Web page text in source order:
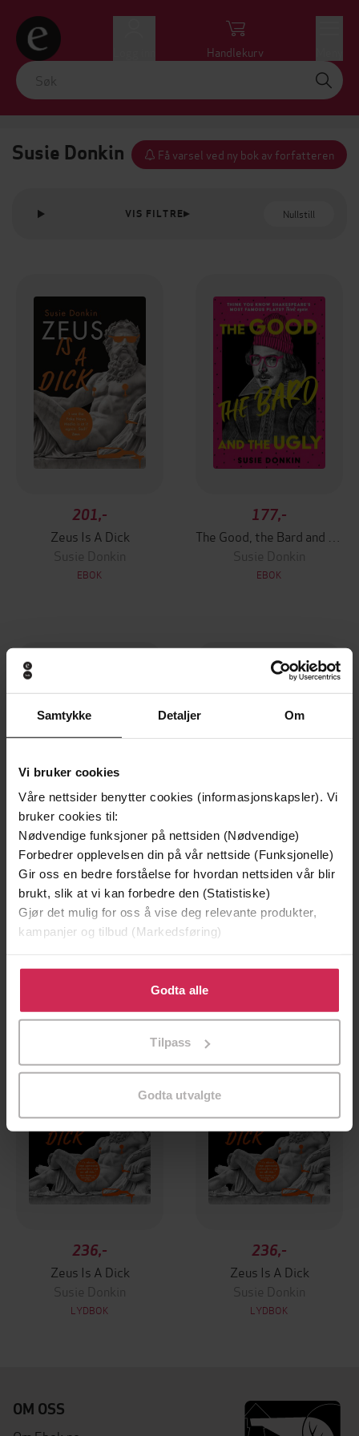
Samtykke Detaljer Om
Vi bruker cookies
Våre nettsider benytter cookies (informasjonskapsler). Vi
bruker cookies til:
Nødvendige funksjoner på nettsiden (Nødvendige)
Forbedrer opplevelsen din på vår nettside (Funksjonelle)
Gir oss en bedre forståelse for hvordan nettsiden vår blir
brukt, slik at vi kan forbedre den (Statistiske)
Gjør det mulig for oss å vise deg relevante produkter,
kampanjer og tilbud (Markedsføring)
Klikk på «Godta alle» for å gi oss ditt samtykke til å
bruke cookies for alle disse formålene. Du kan også
tilpasse ditt samtykke til spesifikke formål ved å klikke
Godta alle
Tilpass
Godta utvalgte
Handlekurv
Susie Donkin Få varsel ved ny bok av forfatteren
VIS FILTRE Nullstill
201,-
Zeus Is A Dick
Susie Donkin
EBOK
177,-
Susie Donkin
EBOK
296,-
The Good, the Bard and the Ugly
Susie Donkin
LYDBOK
296,-
Susie Donkin
236,-
Zeus Is A Dick
Susie Donkin
LYDBOK
236,-
Zeus Is A Dick
Susie Donkin
LYDBOK
OM OSS